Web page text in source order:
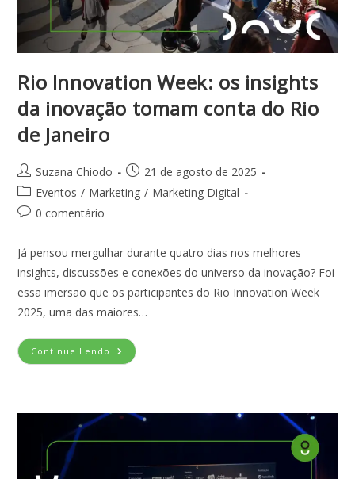
Rio Innovation Week: os insights
da inovação tomam conta do Rio
de Janeiro
Suzana Chiodo
21 de agosto de 2025
Eventos / Marketing / Marketing Digital
0 comentário
Já pensou mergulhar durante quatro dias nos melhores
insights, discussões e conexões do universo da inovação? Foi
essa imersão que os participantes do Rio Innovation Week
2025, uma das maiores…
Continue Lendo